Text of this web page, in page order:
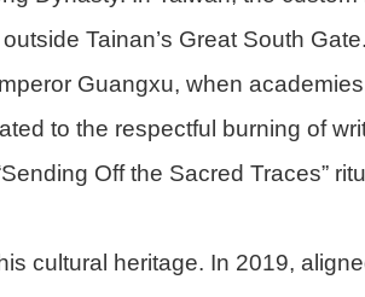
Tainan’s Great South
Guangxu, when
to the respectful burning of
Off the Sacred Traces”
cultural heritage. In 2019,